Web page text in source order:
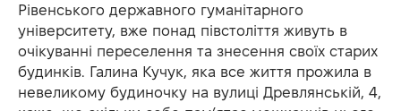
Рівенського державного гуманітарного
університету, вже понад півстоліття живуть в
очікуванні переселення та знесення своїх старих
будинків. Галина Кучук, яка все життя прожила в
невеликому будиночку на вулиці Древлянській, 4,